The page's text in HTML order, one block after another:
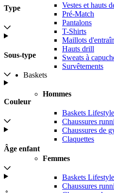
Vestes et hauts
Pré-Match
Pantalons
T-Shirts
Maillots
Hauts drill
Sweats à
Survêtements
Baskets
Hommes
Baskets Lifestyle
Chaussures
Chaussures de
Claquettes
Femmes
Baskets Lifestyle
Chaussures
Type
Sous-type
Couleur
Âge enfant